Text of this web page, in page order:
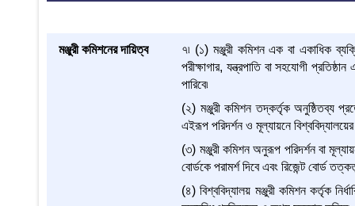
মঞ্জুরী কমিশনের দায়িত্ব
৭৷ (১) মঞ্জুরী কমিশন এক বা একাধিক
পরীক্ষাগার, যন্ত্রপাতি বা সহযোগী
পারিবে৷
(২) মঞ্জুরী কমিশন তদ্‌কর্তৃক অনুষ্ঠিতব্য
এইরূপ পরিদর্শন ও মূল্যায়নে
(৩) মঞ্জুরী কমিশন অনুরূপ পরিদর্শন বা
বোর্ডকে পরামর্শ দিবে এবং রিজেন্ট বোর্ড
(৪) বিশ্ববিদ্যালয় মঞ্জুরী কমিশন কর্তৃক